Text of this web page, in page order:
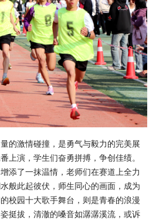
的激情碰撞，是勇气与毅力的完美展
上演，学生们奋勇拼搏，争创佳绩。
添了一抹温情，老师们在赛道上全力
般此起彼伏，师生同心的画面，成为
校园十大歌手舞台，则是青春的浪漫
挺拔，清澈的嗓音如潺潺溪流，或诉